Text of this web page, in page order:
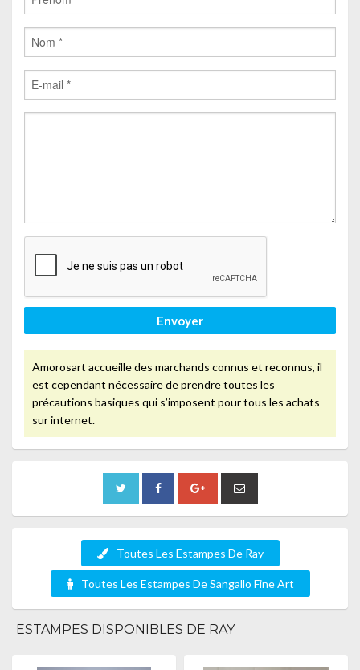
Envoyer
Amorosart accueille des marchands connus et reconnus, il
est cependant nécessaire de prendre toutes les
précautions basiques qui s’imposent pour tous les achats
sur internet.
Toutes Les Estampes De Ray
Toutes Les Estampes De Sangallo Fine Art
ESTAMPES DISPONIBLES DE RAY